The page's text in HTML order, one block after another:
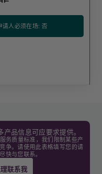
请人必须在场: 否
品信息可应要求提供。
务质量标准，我们限制某些产
争。请使用此表格填写您的请
快与您联系。
联系我